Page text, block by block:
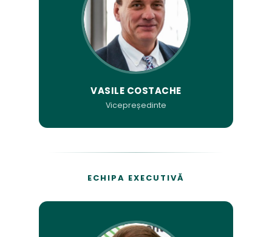
VASILE COSTACHE
Vicepreședinte
ECHIPA EXECUTIVĂ